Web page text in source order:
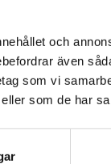
och
även
som vi
som de har
du besöker
Vi erbjuder
slutföra ett
vara i Sverige.